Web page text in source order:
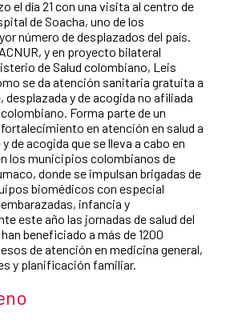
el día 21 con una visita al centro de
de Soacha, uno de los
número de desplazados del país.
y en proyecto bilateral
de Salud colombiano, Leis
se da atención sanitaria gratuita a
y de acogida no afiliada
Forma parte de un
en atención en salud a
de acogida que se lleva a cabo en
los municipios colombianos de
donde se impulsan brigadas de
biomédicos con especial
infancia y
este año las jornadas de salud del
beneficiado a más de 1200
de atención en medicina general,
y planificación familiar.